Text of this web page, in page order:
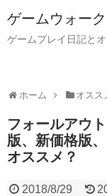
ゲームウォー
ゲームプレイ日記と
ホーム オスス
フォールアウ
版、新価格版
オススメ？
2018/8/29